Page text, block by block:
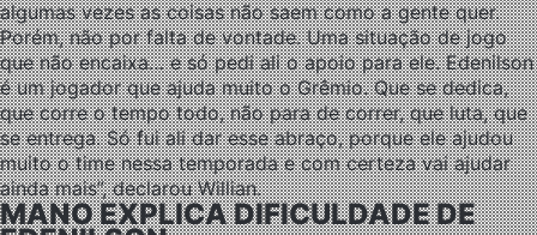
algumas vezes as coisas não saem como a gente quer.
Porém, não por falta de vontade. Uma situação de jogo
que não encaixa… e só pedi ali o apoio para ele. Edenilson
é um jogador que ajuda muito o Grêmio. Que se dedica,
que corre o tempo todo, não para de correr, que luta, que
se entrega. Só fui ali dar esse abraço, porque ele ajudou
muito o time nessa temporada e com certeza vai ajudar
ainda mais”, declarou Willian.
MANO EXPLICA DIFICULDADE DE